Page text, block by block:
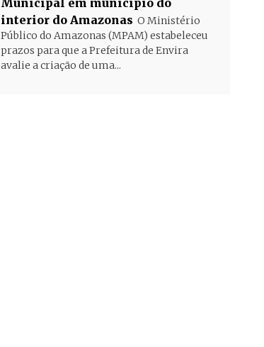
interior do Amazonas O Ministério
Público do Amazonas (MPAM) estabeleceu
prazos para que a Prefeitura de Envira
avalie a criação de uma...